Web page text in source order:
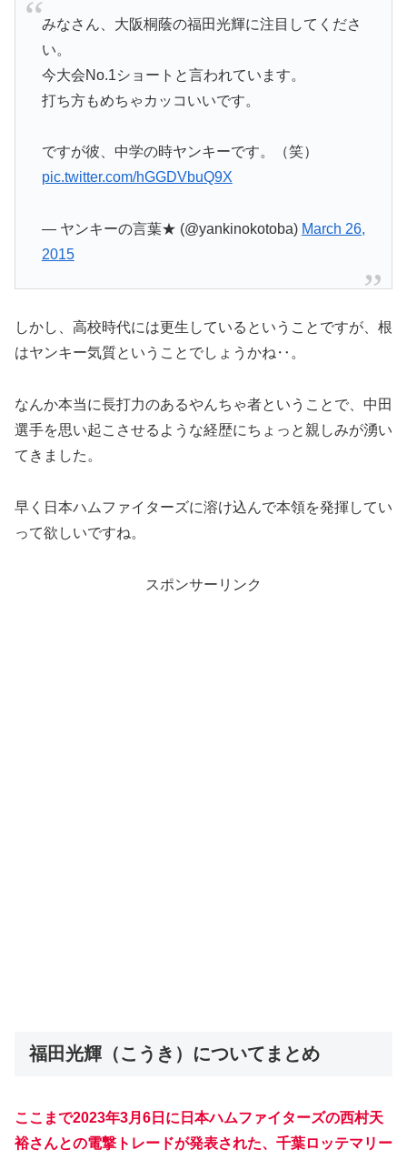
みなさん、大阪桐蔭の福田光輝に注目してくださ
い。
今大会No.1ショートと言われています。
打ち方もめちゃカッコいいです。
ですが彼、中学の時ヤンキーです。（笑）
pic.twitter.com/hGGDVbuQ9X
— ヤンキーの言葉★ (@yankinokotoba) March 26,
2015
しかし、高校時代には更生しているということですが、根
はヤンキー気質ということでしょうかね‥。
なんか本当に長打力のあるやんちゃ者ということで、中田
選手を思い起こさせるような経歴にちょっと親しみが湧い
てきました。
早く日本ハムファイターズに溶け込んで本領を発揮してい
って欲しいですね。
スポンサーリンク
福田光輝（こうき）についてまとめ
ここまで2023年3月6日に日本ハムファイターズの西村天
裕さんとの電撃トレードが発表された、千葉ロッテマリー